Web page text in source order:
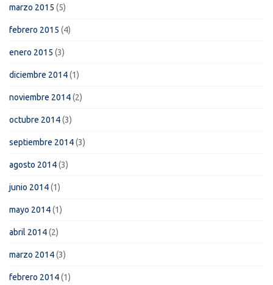
marzo 2015 (5)
febrero 2015 (4)
enero 2015 (3)
diciembre 2014(1)
noviembre 2014(2)
octubre 2014(3)
septiembre 2014(3)
agosto 2014(3)
junio 2014(1)
mayo 2014(1)
abril 2014(2)
marzo 2014(3)
febrero 2014(1)